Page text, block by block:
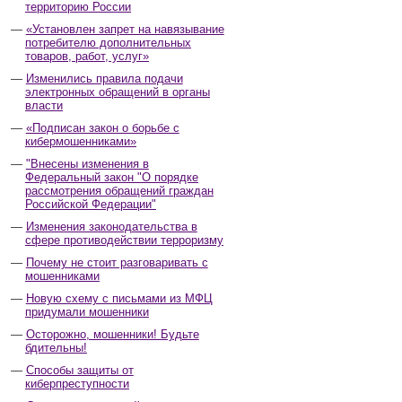
территорию России
«Установлен запрет на навязывание
потребителю дополнительных
товаров, работ, услуг»
Изменились правила подачи
электронных обращений в органы
власти
«Подписан закон о борьбе с
кибермошенниками»
"Внесены изменения в
Федеральный закон "О порядке
рассмотрения обращений граждан
Российской Федерации"
Изменения законодательства в
сфере противодействии терроризму
Почему не стоит разговаривать с
мошенниками
Новую схему с письмами из МФЦ
придумали мошенники
Осторожно, мошенники! Будьте
бдительны!
Способы защиты от
киберпреступности